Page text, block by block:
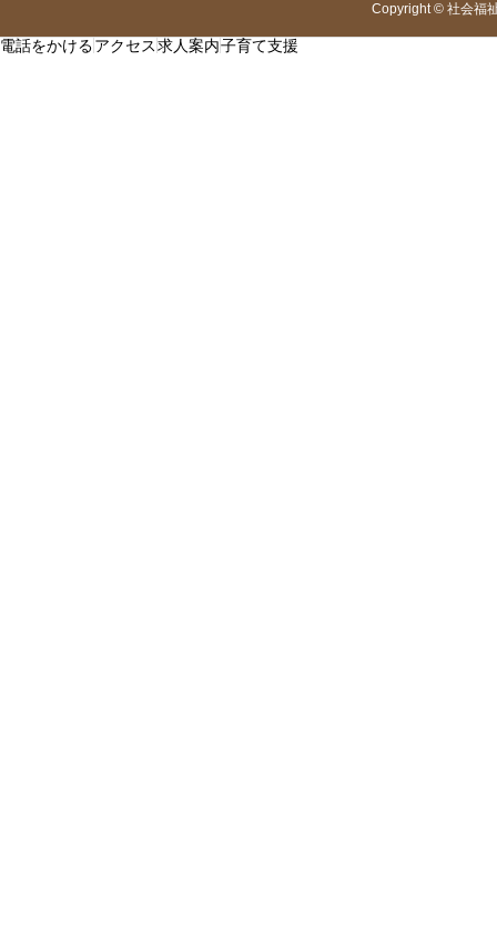
Copyright© 社会福
電話をかけるアクセス求人案内子育て支援